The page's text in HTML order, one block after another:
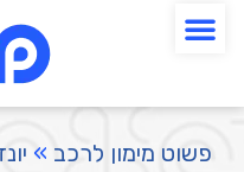
פשוט מימון לרכב »